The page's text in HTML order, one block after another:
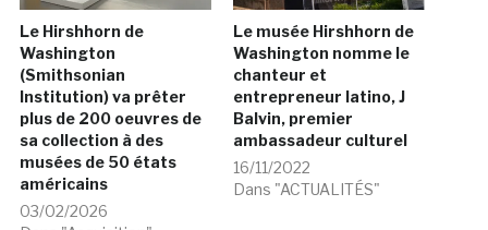
Le Hirshhorn de
Washington
(Smithsonian
Institution) va prêter
plus de 200 oeuvres de
sa collection à des
musées de 50 états
américains
03/02/2026
Le musée Hirshhorn de
Washington nomme le
chanteur et
entrepreneur latino, J
Balvin, premier
ambassadeur culturel
16/11/2022
Dans "ACTUALITÉS"